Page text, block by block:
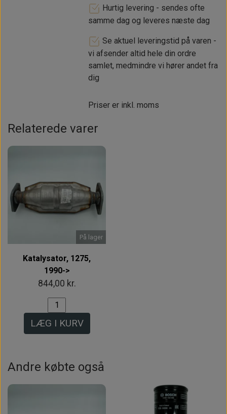
Hurtig levering - sendes ofte
samme dag og leveres næste dag
Se aktuel leveringstid på varen -
vi afsender altid hele din ordre
samlet, medmindre vi hører andet fra
dig
Priser er inkl. moms
Relaterede varer
På lager
Katalysator, 1275,
1990->
844,00 kr.
LÆG I KURV
Andre købte også